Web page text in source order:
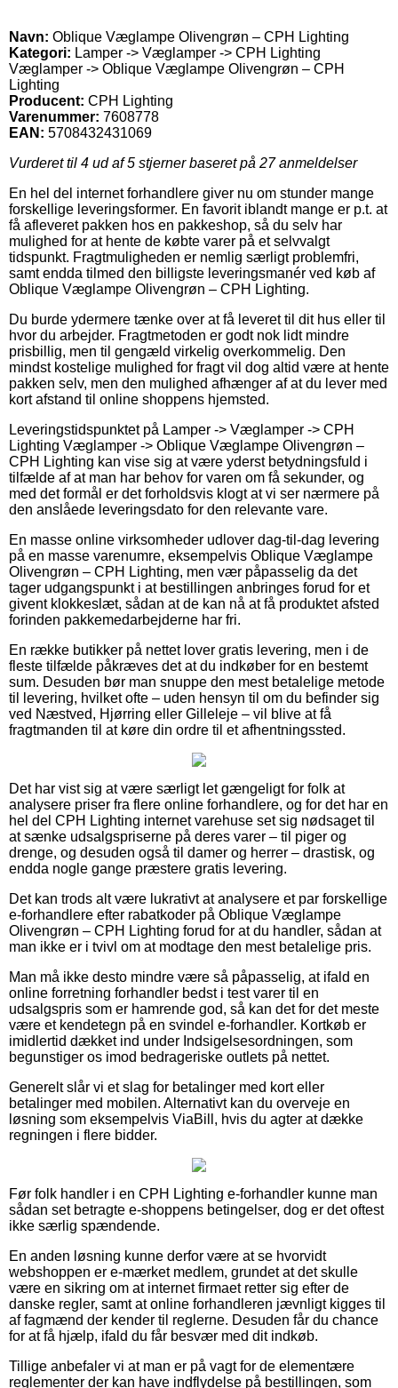
Navn: Oblique Væglampe Olivengrøn – CPH Lighting
Kategori: Lamper -> Væglamper -> CPH Lighting
Væglamper -> Oblique Væglampe Olivengrøn – CPH
Lighting
Producent: CPH Lighting
Varenummer: 7608778
EAN: 5708432431069
Vurderet til 4 ud af 5 stjerner baseret på 27anmeldelser
En hel del internet forhandlere giver nu om stunder mange
forskellige leveringsformer. En favorit iblandt mange er p.t. at
få afleveret pakken hos en pakkeshop, så du selv har
mulighed for at hente de købte varer på et selvvalgt
tidspunkt. Fragtmuligheden er nemlig særligt problemfri,
samt endda tilmed den billigste leveringsmanér ved køb af
Oblique Væglampe Olivengrøn – CPH Lighting.
Du burde ydermere tænke over at få leveret til dit hus eller til
hvor du arbejder. Fragtmetoden er godt nok lidt mindre
prisbillig, men til gengæld virkelig overkommelig. Den
mindst kostelige mulighed for fragt vil dog altid være at hente
pakken selv, men den mulighed afhænger af at du lever med
kort afstand til online shoppens hjemsted.
Leveringstidspunktet på Lamper -> Væglamper -> CPH
Lighting Væglamper -> Oblique Væglampe Olivengrøn –
CPH Lighting kan vise sig at være yderst betydningsfuld i
tilfælde af at man har behov for varen om få sekunder, og
med det formål er det forholdsvis klogt at vi ser nærmere på
den anslåede leveringsdato for den relevante vare.
En masse online virksomheder udlover dag-til-dag levering
på en masse varenumre, eksempelvis Oblique Væglampe
Olivengrøn – CPH Lighting, men vær påpasselig da det
tager udgangspunkt i at bestillingen anbringes forud for et
givent klokkeslæt, sådan at de kan nå at få produktet afsted
forinden pakkemedarbejderne har fri.
En række butikker på nettet lover gratis levering, men i de
fleste tilfælde påkræves det at du indkøber for en bestemt
sum. Desuden bør man snuppe den mest betalelige metode
til levering, hvilket ofte – uden hensyn til om du befinder sig
ved Næstved, Hjørring eller Gilleleje – vil blive at få
fragtmanden til at køre din ordre til et afhentningssted.
Det har vist sig at være særligt let gængeligt for folk at
analysere priser fra flere online forhandlere, og for det har en
hel del CPH Lighting internet varehuse set sig nødsaget til
at sænke udsalgspriserne på deres varer – til piger og
drenge, og desuden også til damer og herrer – drastisk, og
endda nogle gange præstere gratis levering.
Det kan trods alt være lukrativt at analysere et par forskellige
e-forhandlere efter rabatkoder på Oblique Væglampe
Olivengrøn – CPH Lighting forud for at du handler, sådan at
man ikke er i tvivl om at modtage den mest betalelige pris.
Man må ikke desto mindre være så påpasselig, at ifald en
online forretning forhandler bedst i test varer til en
udsalgspris som er hamrende god, så kan det for det meste
være et kendetegn på en svindel e-forhandler. Kortkøb er
imidlertid dækket ind under Indsigelsesordningen, som
begunstiger os imod bedrageriske outlets på nettet.
Generelt slår vi et slag for betalinger med kort eller
betalinger med mobilen. Alternativt kan du overveje en
løsning som eksempelvis ViaBill, hvis du agter at dække
regningen i flere bidder.
Før folk handler i en CPH Lighting e-forhandler kunne man
sådan set betragte e-shoppens betingelser, dog er det oftest
ikke særlig spændende.
En anden løsning kunne derfor være at se hvorvidt
webshoppen er e-mærket medlem, grundet at det skulle
være en sikring om at internet firmaet retter sig efter de
danske regler, samt at online forhandleren jævnligt kigges til
af fagmænd der kender til reglerne. Desuden får du chance
for at få hjælp, ifald du får besvær med dit indkøb.
Tillige anbefaler vi at man er på vagt for de elementære
reglementer der kan have indflydelse på bestillingen, som